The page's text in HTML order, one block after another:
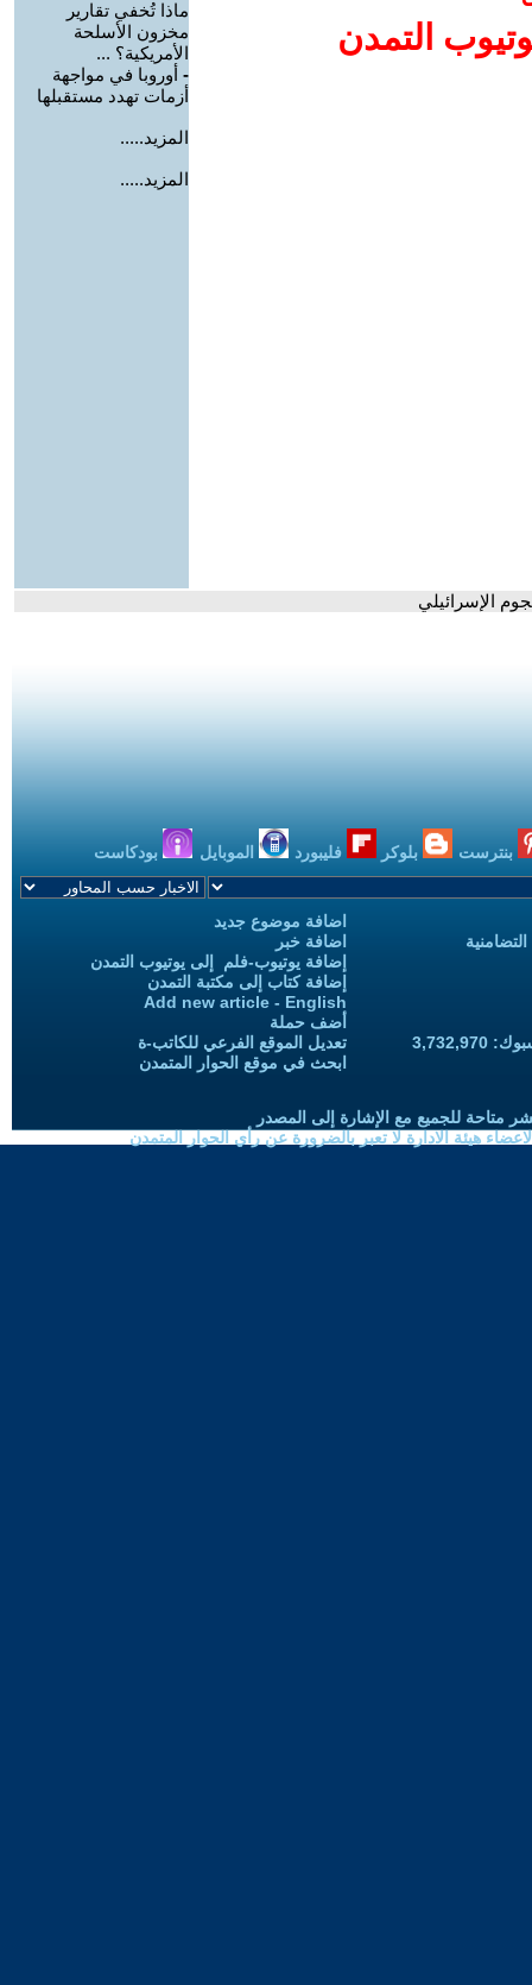
التمدن
ماذا تُخفي تقارير
مخزون الأسلحة
الأمريكية؟ ...
- أوروبا في مواجهة
أزمات تهدد مستقبلها
المزيد.....
المزيد.....
الإسرائيلي
بنترست بلوكر فليبورد الموبايل بودكاست
اضافة موضوع جديد
اضافة خبر
إضافة يوتيوب-فلم إلى يوتيوب التمدن
إضافة كتاب إلى مكتبة التمدن
Add new article - English
أضف حملة
تعديل الموقع الفرعي للكاتب-ة
ابحث في موقع الحوار المتمدن
متاحة للجميع مع الإشارة إلى المصدر
هيئة الادارة لا تعبر بالضرورة عن رأي الحوار المتمدن